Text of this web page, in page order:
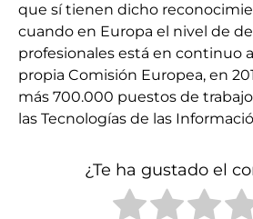
que sí tienen dicho
cuando en Europa el nivel de
profesionales está en continuo
propia Comisión Europea, en
más 700.000 puestos de
las Tecnologías de las
¿Te ha gustado el